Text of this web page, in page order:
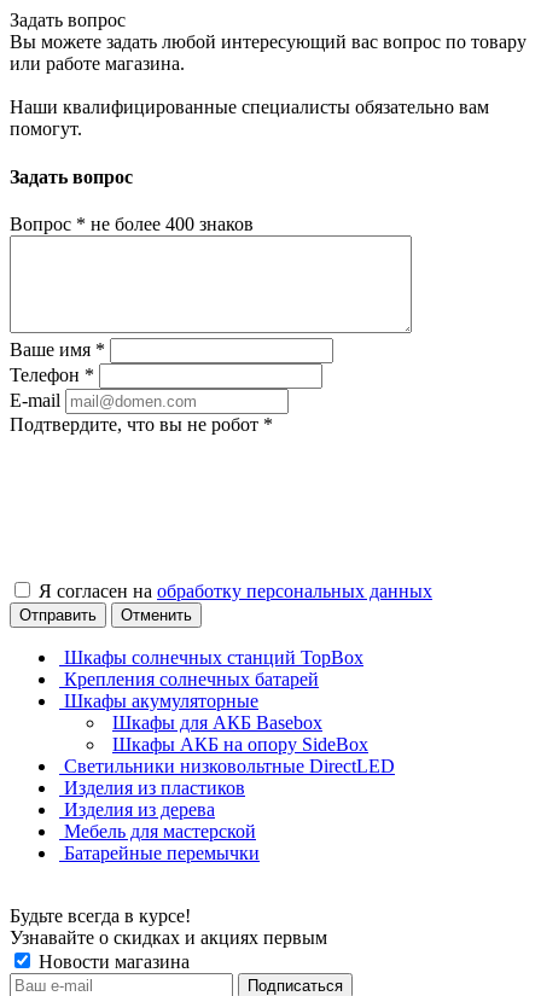
Задать вопрос
Вы можете задать любой интересующий вас вопрос по товару
или работе магазина.
Наши квалифицированные специалисты обязательно вам
помогут.
Задать вопрос
Вопрос * не более 400 знаков
Ваше имя *
Телефон *
E-mail
Подтвердите, что вы не робот *
Я согласен на обработку персональных данных
Отправить Отменить
Шкафы солнечных станций TopBox
Крепления солнечных батарей
Шкафы акумуляторные
Шкафы для АКБ Basebox
Шкафы АКБ на опору SideBox
Светильники низковольтные DirectLED
Изделия из пластиков
Изделия из дерева
Мебель для мастерской
Батарейные перемычки
Будьте всегда в курсе!
Узнавайте о скидках и акциях первым
Новости магазина